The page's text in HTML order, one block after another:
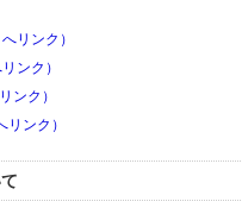
リンク）
ンク）
ンク）
ンク）